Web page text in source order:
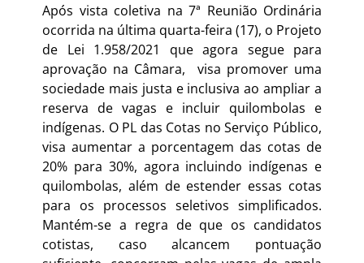
Após vista coletiva na 7ª Reunião Ordinária
ocorrida na última quarta-feira (17), o Projeto
de Lei 1.958/2021 que agora segue para
aprovação na Câmara, visa promover uma
sociedade mais justa e inclusiva ao ampliar a
reserva de vagas e incluir quilombolas e
indígenas. O PL das Cotas no Serviço Público,
visa aumentar a porcentagem das cotas de
20% para 30%, agora incluindo indígenas e
quilombolas, além de estender essas cotas
para os processos seletivos simplificados.
Mantém-se a regra de que os candidatos
cotistas, caso alcancem pontuação